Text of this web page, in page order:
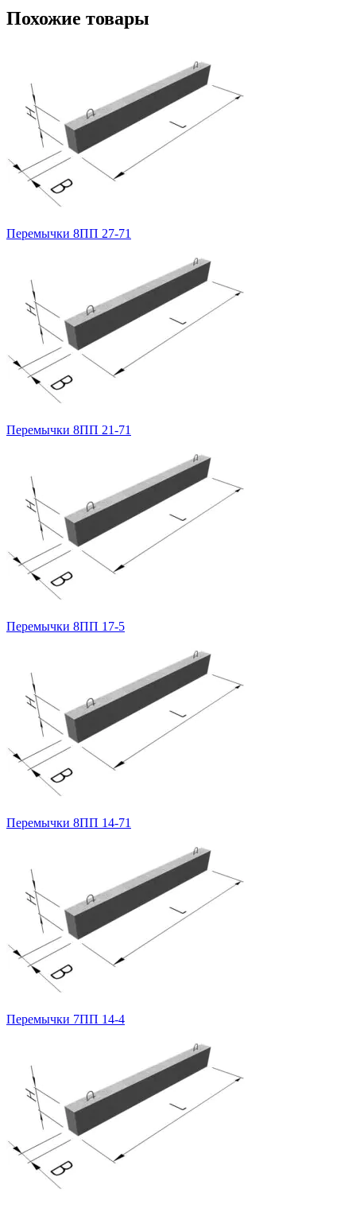
Похожие товары
Перемычки 8ПП 27-71
Перемычки 8ПП 21-71
Перемычки 8ПП 17-5
Перемычки 8ПП 14-71
Перемычки 7ПП 14-4